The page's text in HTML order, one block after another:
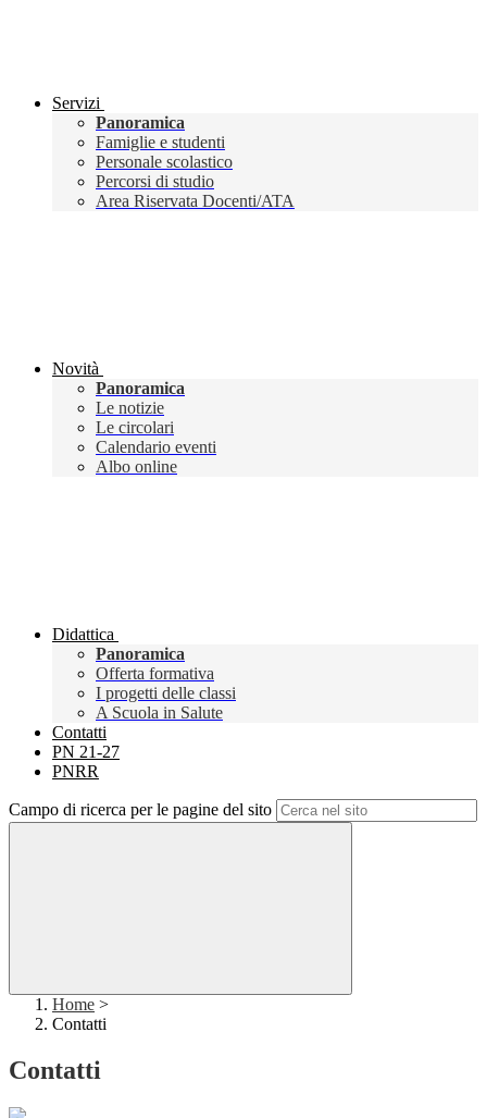
Servizi
Panoramica
Famiglie e studenti
Personale scolastico
Percorsi di studio
Area Riservata Docenti/ATA
Novità
Panoramica
Le notizie
Le circolari
Calendario eventi
Albo online
Didattica
Panoramica
Offerta formativa
I progetti delle classi
A Scuola in Salute
Contatti
PN 21-27
PNRR
Campo di ricerca per le pagine del sito
Home >
Contatti
Contatti